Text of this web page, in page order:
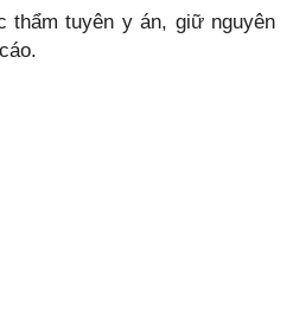
thẩm tuyên y án, giữ nguyên